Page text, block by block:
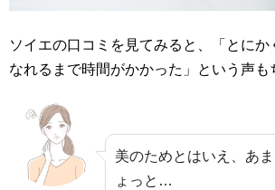
ソイエの口コミを見てみると、「とにか
なれるまで時間がかかった」という声も
美のためとはいえ、あ
ょっと…